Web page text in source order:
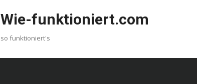
Wie-funktioniert.com
so funktioniert's